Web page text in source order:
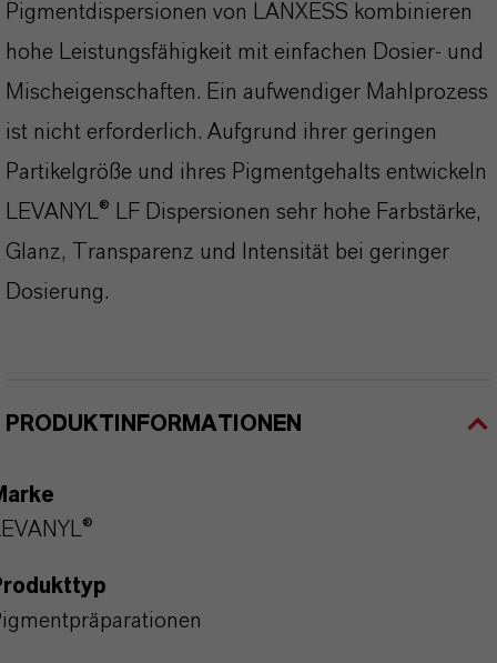
Pigmentdispersionen von LANXESS kombinieren
hohe Leistungsfähigkeit mit einfachen Dosier- und
Mischeigenschaften. Ein aufwendiger Mahlprozess
ist nicht erforderlich. Aufgrund ihrer geringen
Partikelgröße und ihres Pigmentgehalts entwickeln
LEVANYL® LF Dispersionen sehr hohe Farbstärke,
Glanz, Transparenz und Intensität bei geringer
Dosierung.
PRODUKTINFORMATIONEN